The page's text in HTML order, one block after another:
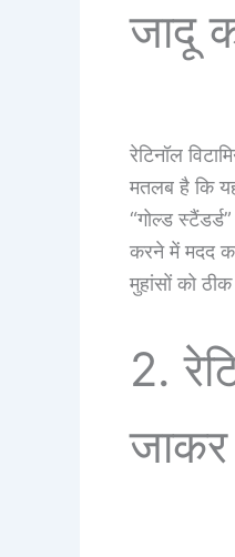
जादू
रेटिनॉल
मतलब है कि
“गोल्ड
करने में मदद
मुहांसों को
2.
जाकर